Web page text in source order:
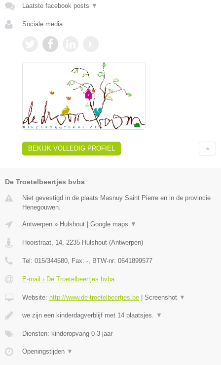
Laatste facebook posts ▼
Sociale media:
BEKIJK VOLLEDIG PROFIEL
De Troetelbeertjes bvba
Niet gevestigd in de plaats Masnuy Saint Pierre en in de provincie
Henegouwen.
Antwerpen » Hulshout Google maps ▼
Hooistraat, 14 2235 Hulshout (Antwerpen)
Tel: 015/344580 , Fax: - , BTW-nr: 0641899577
E-mail › De Troetelbeertjes bvba
Website: http://www.de-troetelbeertjes.be Screenshot ▼
we zijn een kinderdagverblijf met 14 plaatsjes. ▼
Diensten: kinderopvang 0-3 jaar
Openingstijden ▼